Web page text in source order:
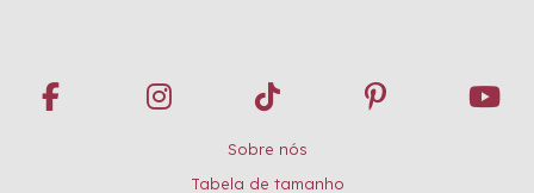
Sobre nós
Tabela de tamanho